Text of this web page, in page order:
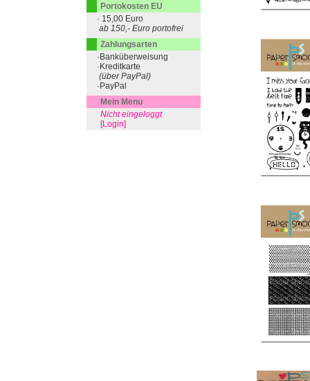
Portokosten EU
· 15,00 Euro
ab 150,- Euro portofrei
Zahlungsarten
·Banküberweisung
·Kreditkarte
(über PayPal)
·PayPal
Mein Menu
Nicht eingeloggt
[Login]